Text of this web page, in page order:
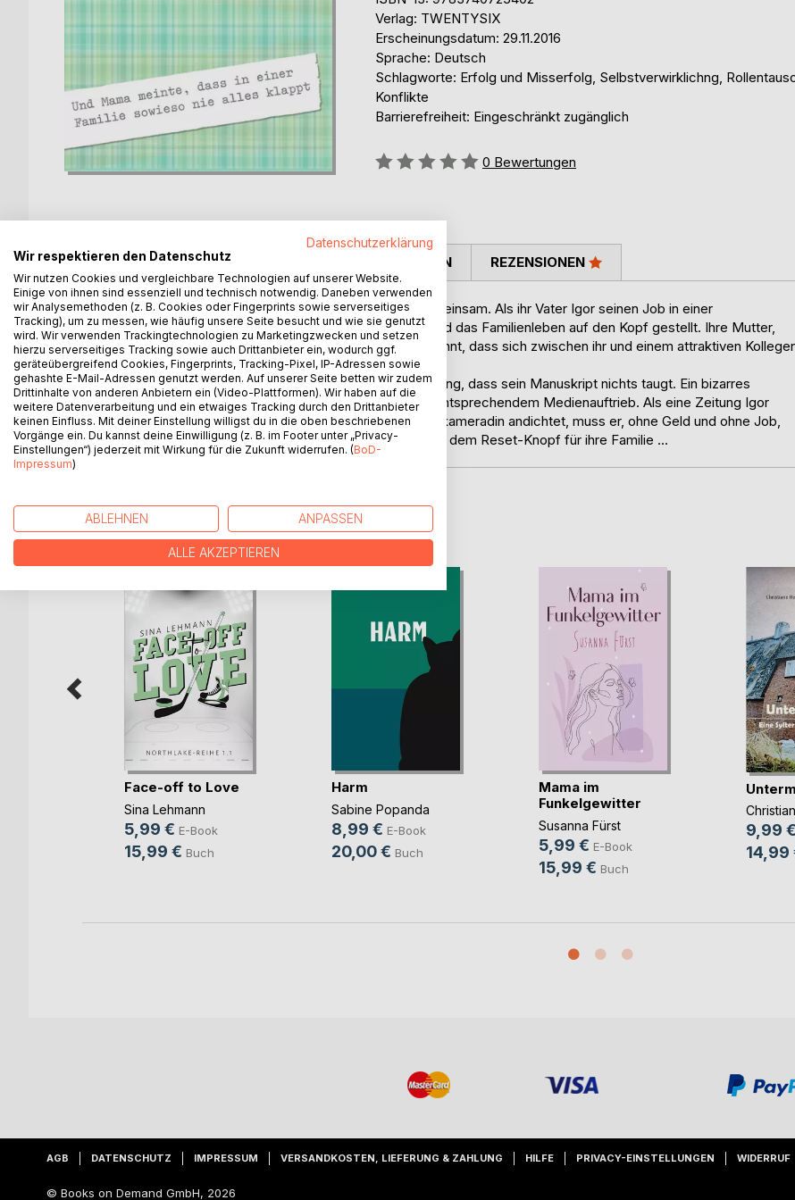
Verlag: TWENTYSIX
Erscheinungsdatum: 29.11.2016
Sprache: Deutsch
Schlagworte: Erfolg und Misserfolg, Selbstverwirklichng,
Konflikte
Barrierefreiheit: Eingeschränkt zugänglich
Bewertung::
0 Bewertungen
BESCHREIBUNG
Die elfjährige Paulette ist hochintelligent, sarkastisch und einsam. Als ihr Vater Igor seinen Job in einer
Werbeagentur kündigt, um einen Roman zu schreiben, wird das Familienleben auf den Kopf gestellt. Ihre Mutter,
eine ehrgeizige Juristin, macht Karriere und nur Paulette ahnt, dass sich zwischen ihr und einem attraktiven
etwas anbahnt.
Nach einem Jahr erfährt Igor bei einem Verlagsbesprechung, dass sein Manuskript nichts taugt. Ein bizarres
Missverständnis führt dabei zu einem Polizeieinsatz mit entsprechendem Medienauftrieb. Als eine Zeitung Igor
sogar ein Verhältnis mit der Mutter von Paulettes Klassenkameradin andichtet, muss er, ohne Geld und ohne Job,
seine Koffer packen. Und Paulette sucht verzweifelt nach dem Reset-Knopf für ihre Familie ...
AUTOR/IN PRESSESTIMMEN REZENSIONEN
WEITERE TITEL BEIBoD
Face-off to Love
Sina Lehmann
5,99 € E-Book
15,99 € Buch
Harm
Sabine Popanda
8,99 € E-Book
20,00 € Buch
Mama im
Funkelgewitter
Susanna Fürst
5,99 € E-Book
15,99 € Buch
9,99 €
14,99
AGB DATENSCHUTZ IMPRESSUM VERSANDKOSTEN, LIEFERUNG & ZAHLUNG HILFE PRIVACY-EINSTELLUNGEN WIDERRUF
© Books on Demand GmbH, 2026
Datenschutzerklärung
Wir respektieren den Datenschutz
Wir nutzen Cookies und vergleichbare Technologien auf unserer Website.
Einige von ihnen sind essenziell und technisch notwendig. Daneben verwenden
wir Analysemethoden (z. B. Cookies oder Fingerprints sowie serverseitiges
Tracking), um zu messen, wie häufig unsere Seite besucht und wie sie genutzt
wird. Wir verwenden Trackingtechnologien zu Marketingzwecken und setzen
hierzu serverseitiges Tracking sowie auch Drittanbieter ein, wodurch ggf.
geräteübergreifend Cookies, Fingerprints, Tracking-Pixel, IP-Adressen sowie
gehashte E-Mail-Adressen genutzt werden. Auf unserer Seite betten wir zudem
Drittinhalte von anderen Anbietern ein (Video-Plattformen). Wir haben auf die
weitere Datenverarbeitung und ein etwaiges Tracking durch den Drittanbieter
keinen Einfluss. Mit deiner Einstellung willigst du in die oben beschriebenen
Vorgänge ein. Du kannst deine Einwilligung (z. B. im Footer unter „Privacy-
Einstellungen“) jederzeit mit Wirkung für die Zukunft widerrufen. (BoD-
Impressum)
ABLEHNEN ANPASSEN
ALLE AKZEPTIEREN